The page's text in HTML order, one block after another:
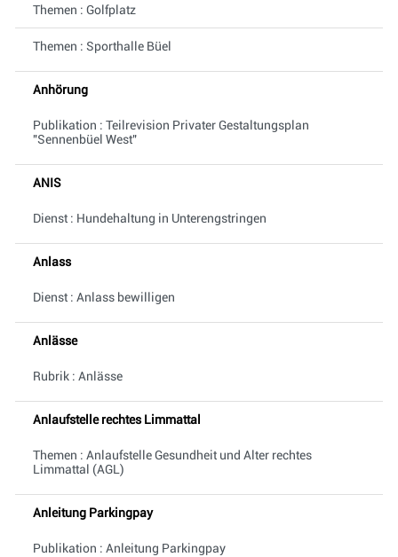
Themen : Golfplatz
Themen : Sporthalle Büel
Anhörung
Publikation : Teilrevision Privater Gestaltungsplan
"Sennenbüel West"
ANIS
Dienst : Hundehaltung in Unterengstringen
Anlass
Dienst : Anlass bewilligen
Anlässe
Rubrik : Anlässe
Anlaufstelle rechtes Limmattal
Themen : Anlaufstelle Gesundheit und Alter rechtes
Limmattal (AGL)
Anleitung Parkingpay
Publikation : Anleitung Parkingpay